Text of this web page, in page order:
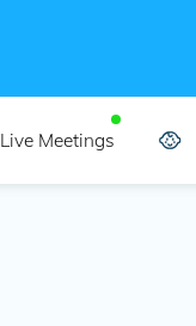
Live Meetings